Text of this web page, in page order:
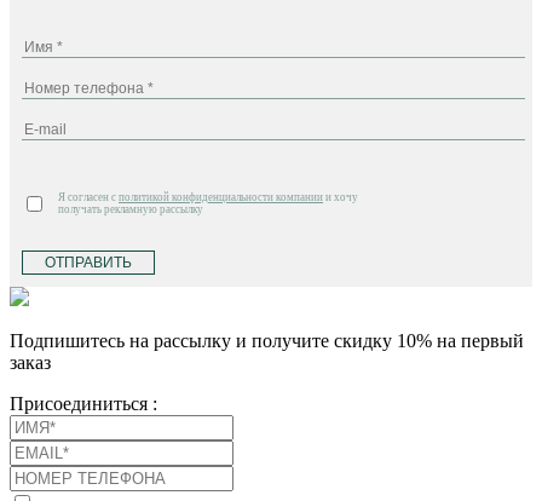
Я согласен с политикой конфиденциальности компании и хочу
получать рекламную рассылку
ОТПРАВИТЬ
Подпишитесь на рассылку и получите скидку 10% на первый
заказ
Присоединиться :